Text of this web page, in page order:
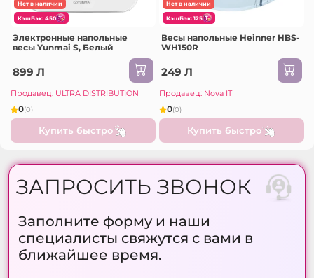
Нет в наличии
КэшБэк: 450
Электронные напольные
весы Yunmai S, Белый
899 Л
Продавец: ULTRA DISTRIBUTION
0(0)
Купить быстро
Нет в наличии
КэшБэк: 125
Весы напольные Heinner HBS-
WH150R
249 Л
Продавец: Nova IT
0(0)
Купить быстро
ЗАПРОСИТЬ ЗВОНОК
Заполните форму и наши
специалисты свяжутся с вами в
ближайшее время.